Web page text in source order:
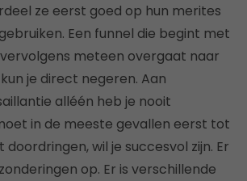
ze eerst goed op hun merites
Een funnel die begint met
vervolgens meteen overgaat naar
kun je direct negeren. Aan
alléén heb je nooit
in de meeste gevallen eerst tot
wil je succesvol zijn. Er
op. Er is verschillende